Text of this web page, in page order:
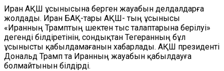
Иран АҚШ ұсынысына берген жауабын делдалдарға
жолдады. Иран БАҚ-тары АҚШ- тың ұсынысы
«Иранның Трамптың шектен тыс талаптарына берілуі»
дегенді білдіретінін, сондықтан Тегеранның бұл
ұсынысты қабылдамағанын хабарлады. АҚШ президенті
Дональд Трамп та Иранның жауабын қабылдауға
болмайтынын білдірді.